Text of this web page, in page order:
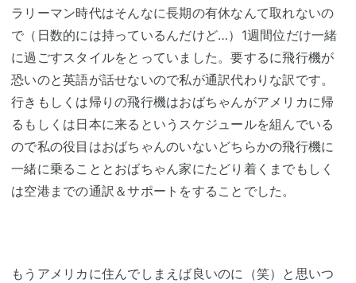
ラリーマン時代はそんなに長期の有休なんて取れないの
で（日数的には持っているんだけど…）1週間位だけ一緒
に過ごすスタイルをとっていました。要するに飛行機が
恐いのと英語が話せないので私が通訳代わりな訳です。
行きもしくは帰りの飛行機はおばちゃんがアメリカに帰
るもしくは日本に来るというスケジュールを組んでいる
ので私の役目はおばちゃんのいないどちらかの飛行機に
一緒に乗ることとおばちゃん家にたどり着くまでもしく
は空港までの通訳＆サポートをすることでした。
もうアメリカに住んでしまえば良いのに（笑）と思いつ